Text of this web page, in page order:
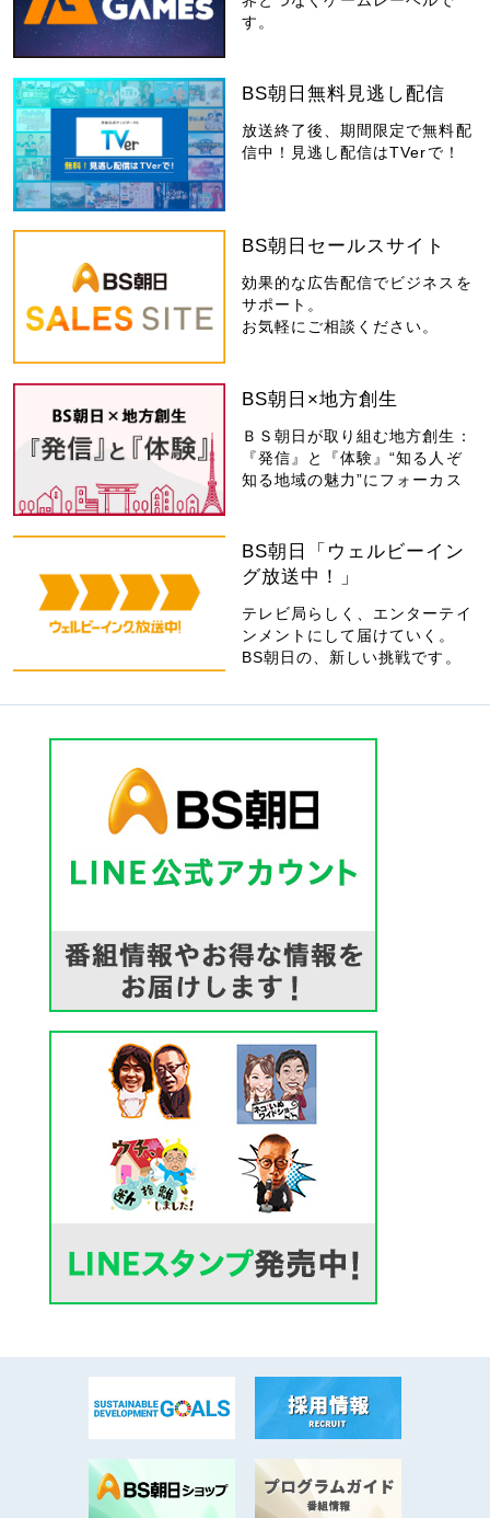
す。
BS朝日無料見逃し配信
放送終了後、期間限定で無料配
信中！見逃し配信はTVerで！
BS朝日セールスサイト
効果的な広告配信でビジネスを
サポート。
お気軽にご相談ください。
BS朝日×地方創生
ＢＳ朝日が取り組む地方創生：
『発信』と『体験』“知る人ぞ
知る地域の魅力”にフォーカス
BS朝日「ウェルビーイン
グ放送中！」
テレビ局らしく、エンターテイ
ンメントにして届けていく。
BS朝日の、新しい挑戦です。